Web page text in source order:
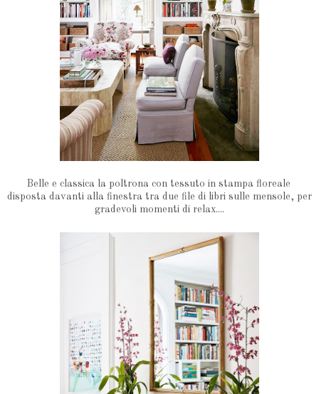
Belle e classica la poltrona con tessuto in stampa floreale
disposta davanti alla finestra tra due file di libri sulle mensole, per
gradevoli momenti di relax....